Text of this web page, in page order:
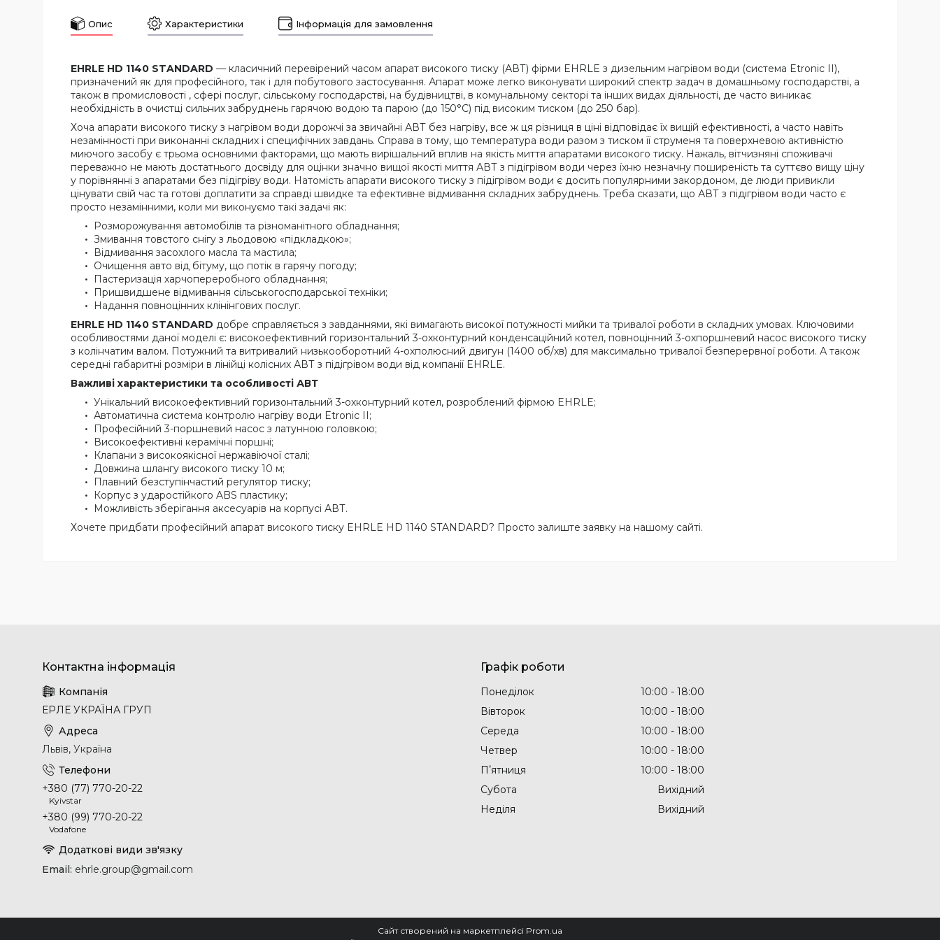
Опис Характеристики Інформація для замовлення
EHRLE HD 1140 STANDARD — класичний перевірений часом апарат високого тиску (АВТ) фірми EHRLE з дизельним нагрівом води (система Etronic II),
призначений як для професійного, так і для побутового застосування. Апарат може легко виконувати широкий спектр задач в домашньому господарстві, а
також в промисловості , сфері послуг, сільському господарстві, на будівництві, в комунальному секторі та інших видах діяльності, де часто виникає
необхідність в очистці сильних забруднень гарячою водою та парою (до 150°С) під високим тиском (до 250 бар).
Хоча апарати високого тиску з нагрівом води дорожчі за звичайні АВТ без нагріву, все ж ця різниця в ціні відповідає їх вищій ефективності, а часто навіть
незамінності при виконанні складних і специфічних завдань. Справа в тому, що температура води разом з тиском її струменя та поверхневою активністю
миючого засобу є трьома основними факторами, що мають вирішальний вплив на якість миття апаратами високого тиску. Нажаль, вітчизняні споживачі
переважно не мають достатнього досвіду для оцінки значно вищої якості миття АВТ з підігрівом води через їхню незначну поширеність та суттєво вищу ціну
у порівнянні з апаратами без підігріву води. Натомість апарати високого тиску з підігрівом води є досить популярними закордоном, де люди привикли
цінувати свій час та готові доплатити за справді швидке та ефективне відмивання складних забруднень. Треба сказати, що АВТ з підігрівом води часто є
просто незамінними, коли ми виконуємо такі задачі як:
Розморожування автомобілів та різноманітного обладнання;
Змивання товстого снігу з льодовою «підкладкою»;
Відмивання засохлого масла та мастила;
Очищення авто від бітуму, що потік в гарячу погоду;
Пастеризація харчопереробного обладнання;
Пришвидшене відмивання сільськогосподарської техніки;
Надання повноцінних клінінгових послуг.
EHRLE HD 1140 STANDARD добре справляється з завданнями, які вимагають високої потужності мийки та тривалої роботи в складних умовах. Ключовими
особливостями даної моделі є: високоефективний горизонтальний 3-охконтурний конденсаційний котел, повноцінний 3-охпоршневий насос високого тиску
з колінчатим валом. Потужний та витривалий низькооборотний 4-охполюсний двигун (1400 об/хв) для максимально тривалої безперервної роботи. А також
середні габаритні розміри в лінійці колісних АВТ з підігрівом води від компанії EHRLE.
Важливі характеристики та особливості АВТ
Унікальний високоефективний горизонтальний 3-охконтурний котел, розроблений фірмою EHRLE;
Автоматична система контролю нагріву води Etronic II;
Професійний 3-поршневий насос з латунною головкою;
Високоефективні керамічні поршні;
Клапани з високоякісної нержавіючої сталі;
Довжина шлангу високого тиску 10 м;
Плавний безступінчастий регулятор тиску;
Корпус з ударостійкого ABS пластику;
Можливість зберігання аксесуарів на корпусі АВТ.
Хочете придбати професійний апарат високого тиску EHRLE HD 1140 STANDARD? Просто залиште заявку на нашому сайті.
ЕРЛЕ УКРАЇНА ГРУП
Львів, Україна
+380 (77) 770-20-22
Kyivstar
+380 (99) 770-20-22
Vodafone
Email ehrle.group@gmail.com
Графік роботи
Понеділок 10:00
18:00
Вівторок
10:00
18:00
Середа
10:00
18:00
Четвер
10:00
18:00
Пʼятниця
10:00
18:00
Субота
Вихідний
Неділя
Вихідний
Сайт створений на маркетплейсі Prom.ua